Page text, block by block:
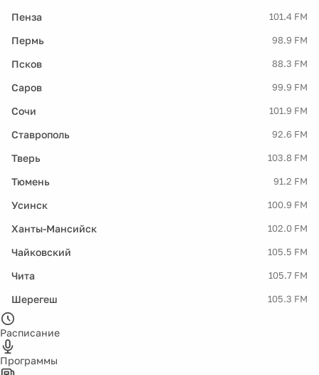
Пенза 101.4 FM
Пермь 98.9 FM
Псков 88.3 FM
Саров 99.9 FM
Сочи 101.9 FM
Ставрополь 92.6 FM
Тверь 103.8 FM
Тюмень 91.2 FM
Усинск 100.9 FM
Ханты-Мансийск 102.0 FM
Чайковский 105.5 FM
Чита 105.7 FM
Шерегеш 105.3 FM
Расписание
Программы